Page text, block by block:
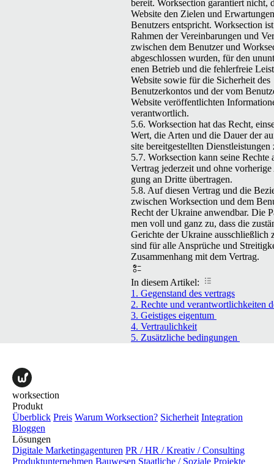
bere­it. Work­sec­tion garantiert nicht,
Web­site den Zie­len und
Benutzers entspricht. Work­sec­tion
Rah­men der Vere­in­barun­gen und
zwis­chen dem Benutzer und
abgeschlossen wur­den, für den
enen Betrieb und die fehler­freie
Web­site sowie für die Sicher­heit des
Benutzerkon­tos und der vom
Web­site veröf­fentlicht­en
verantwortlich.
5.6. Work­sec­tion hat das Recht,
Wert, die Arten und die Dauer der
site bere­it­gestell­ten Dien­stleis­tun­gen
5.7. Work­sec­tion kann seine Rechte
Ver­trag jed­erzeit und ohne
gung an Dritte übertragen.
5.8. Auf diesen Ver­trag und die
zwis­chen Work­sec­tion und dem
Recht der Ukraine anwend­bar. Die
men voll und ganz zu, dass die
Gerichte der Ukraine auss­chließlich
sind für alle Ansprüche und
Zusam­men­hang mit dem Vertrag.
In diesem Artikel:
1. Gegen­stand des vertrags
2. Rechte und ver­ant­wortlichkeit­en
3. Geistiges eigentum
4. Ver­traulichkeit
5. Zusät­zliche bedingungen
worksection
Produkt
Überblick Preis Warum Worksection? Sicherheit Integration
Bloggen
Lösungen
Digitale Marketingagenturen PR / HR / Kreativ / Consulting
Produktunternehmen Bauwesen Staatliche / Soziale Projekte